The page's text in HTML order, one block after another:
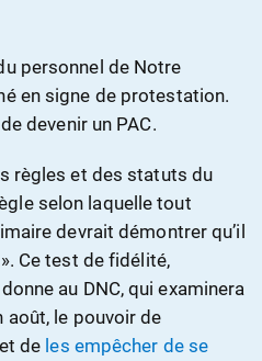
personnel de Notre
en signe de protestation.
devenir un PAC.
règles et des statuts du
selon laquelle tout
devrait démontrer qu’il
Ce test de fidélité,
au DNC, qui examinera
août, le pouvoir de
de les empêcher de se